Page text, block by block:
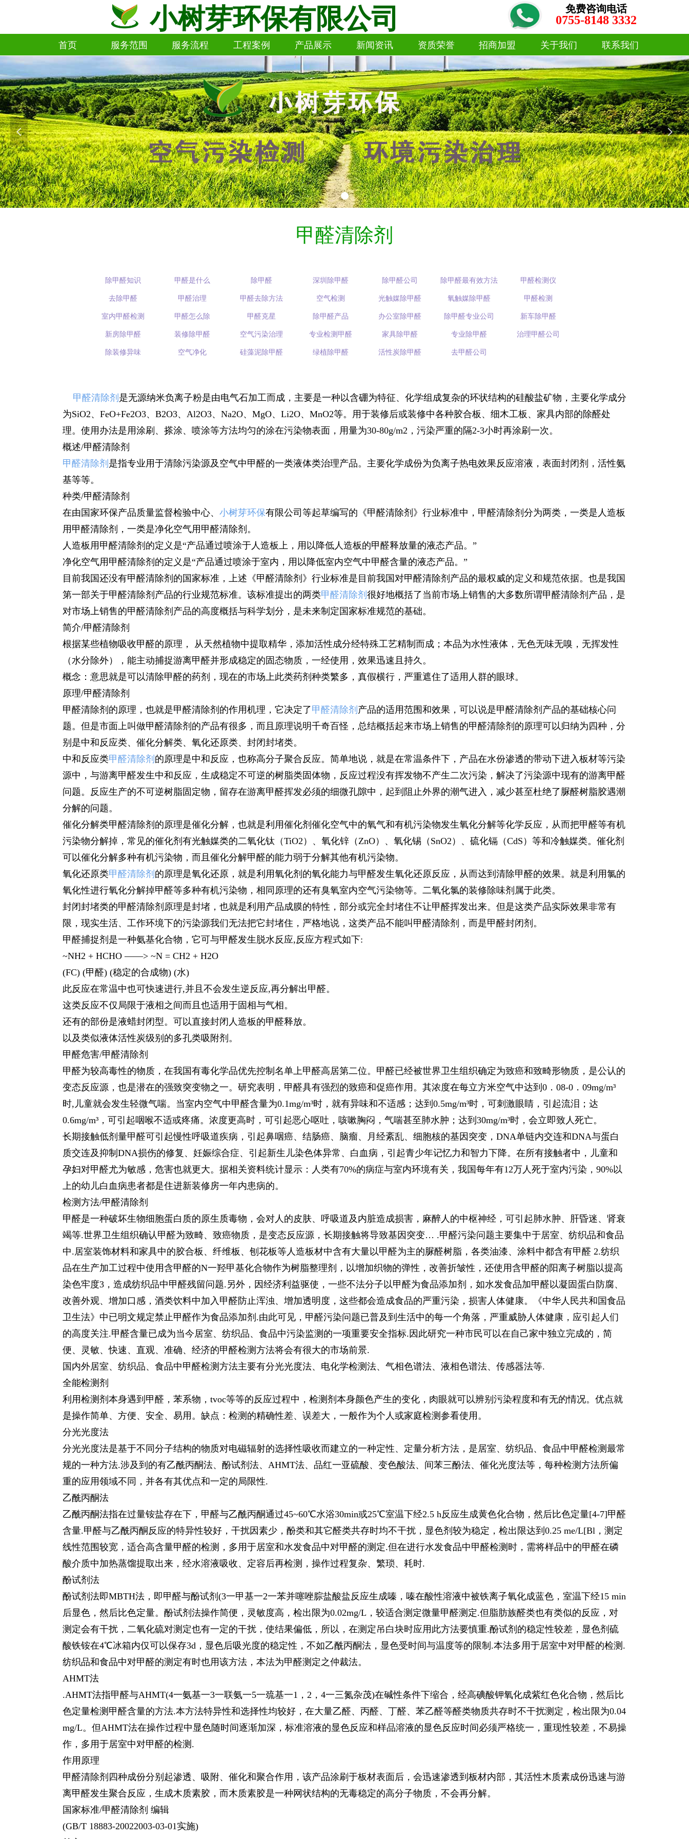
首页 服务范围
服务范围
服务流程
服务流程
工程案例
工程案例
产品展示
产品展示
新闻资讯
新闻资讯
资质荣誉
资质荣誉
招商加盟
招商加盟
关于我们
关于我们
联系我们
联系我们
小树芽环保有限公司 免费咨询电话
0755-8148 3332
甲醛清除剂
넳 넲
甲醛清除剂 是无源纳米负离子粉是由电气石加工而成，主要是一种以含硼为特征、化学组成复杂的环状结构的硅酸盐矿物，主要化学成分
为SiO2、FeO+Fe2O3、B2O3、Al2O3、Na2O、MgO、Li2O、MnO2等。用于装修后或装修中各种胶合板、细木工板、家具内部的除醛处
理。使用办法是用涂刷、搽涂、喷涂等方法均匀的涂在污染物表面，用量为30-80g/m2，污染严重的隔2-3小时再涂刷一次。
概述/甲醛清除剂
甲醛清除剂 是指专业用于清除污染源及空气中甲醛的一类液体类治理产品。主要化学成份为负离子热电效果反应溶液，表面封闭剂，活性氨
基等等。
种类/甲醛清除剂
在由国家环保产品质量监督检验中心、 小树芽环保有限公司等起草编写的《甲醛清除剂》行业标准中，甲醛清除剂分为两类，一类是人造板
用甲醛清除剂，一类是净化空气用甲醛清除剂。
人造板用甲醛清除剂的定义是“产品通过喷涂于人造板上，用以降低人造板的甲醛释放量的液态产品。”
净化空气用甲醛清除剂的定义是“产品通过喷涂于室内，用以降低室内空气中甲醛含量的液态产品。”
目前我国还没有甲醛清除剂的国家标准，上述《甲醛清除剂》行业标准是目前我国对甲醛清除剂产品的最权威的定义和规范依据。也是我国
第一部关于甲醛清除剂产品的行业规范标准。该标准提出的两类甲醛清除剂 很好地概括了当前市场上销售的大多数所谓甲醛清除剂产品，是
对市场上销售的甲醛清除剂产品的高度概括与科学划分，是未来制定国家标准规范的基础。
简介/甲醛清除剂
根据某些植物吸收甲醛的原理， 从天然植物中提取精华，添加活性成分经特殊工艺精制而成；本品为水性液体，无色无味无嗅，无挥发性
（水分除外），能主动捕捉游离甲醛并形成稳定的固态物质，一经使用，效果迅速且持久。
概念：意思就是可以清除甲醛的药剂，现在的市场上此类药剂种类繁多，真假横行，严重遮住了适用人群的眼球。
原理/甲醛清除剂
甲醛清除剂的原理，也就是甲醛清除剂的作用机理，它决定了甲醛清除剂 产品的适用范围和效果，可以说是甲醛清除剂产品的基础核心问
题。但是市面上叫做甲醛清除剂的产品有很多，而且原理说明千奇百怪，总结概括起来市场上销售的甲醛清除剂的原理可以归纳为四种，分
别是中和反应类、催化分解类、氧化还原类、封闭封堵类。
中和反应类甲醛清除剂 的原理是中和反应，也称高分子聚合反应。简单地说，就是在常温条件下，产品在水份渗透的带动下进入板材等污染
源中，与游离甲醛发生中和反应，生成稳定不可逆的树脂类固体物，反应过程没有挥发物不产生二次污染，解决了污染源中现有的游离甲醛
问题。反应生产的不可逆树脂固定物，留存在游离甲醛挥发必须的细微孔隙中，起到阻止外界的潮气进入，减少甚至杜绝了脲醛树脂胶遇潮
分解的问题。
催化分解类甲醛清除剂的原理是催化分解，也就是利用催化剂催化空气中的氧气和有机污染物发生氧化分解等化学反应，从而把甲醛等有机
污染物分解掉，常见的催化剂有光触媒类的二氧化钛（TiO2）、氧化锌（ZnO）、氧化锡（SnO2）、硫化镉（CdS）等和冷触媒类。催化剂
可以催化分解多种有机污染物，而且催化分解甲醛的能力弱于分解其他有机污染物。
氧化还原类甲醛清除剂 的原理是氧化还原，就是利用氧化剂的氧化能力与甲醛发生氧化还原反应，从而达到清除甲醛的效果。就是利用氯的
氧化性进行氧化分解掉甲醛等多种有机污染物，相同原理的还有臭氧室内空气污染物等。二氧化氯的装修除味剂属于此类。
封闭封堵类的甲醛清除剂原理是封堵，也就是利用产品成膜的特性，部分或完全封堵住不让甲醛挥发出来。但是这类产品实际效果非常有
限，现实生活、工作环境下的污染源我们无法把它封堵住，严格地说，这类产品不能叫甲醛清除剂，而是甲醛封闭剂。
甲醛捕捉剂是一种氨基化合物，它可与甲醛发生脱水反应,反应方程式如下:
~NH2 + HCHO ——> ~N = CH2 + H2O
(FC) (甲醛) (稳定的合成物) (水)
此反应在常温中也可快速进行,并且不会发生逆反应,再分解出甲醛。
这类反应不仅局限于液相之间而且也适用于固相与气相。
还有的部份是液蜡封闭型。可以直接封闭人造板的甲醛释放。
以及类似液体活性炭级别的多孔类吸附剂。
甲醛危害/甲醛清除剂
甲醛为较高毒性的物质，在我国有毒化学品优先控制名单上甲醛高居第二位。甲醛已经被世界卫生组织确定为致癌和致畸形物质，是公认的
变态反应源，也是潜在的强致突变物之一。研究表明，甲醛具有强烈的致癌和促癌作用。其浓度在每立方米空气中达到0．08-0．09mg/m³
时,儿童就会发生轻微气喘。当室内空气中甲醛含量为0.1mg/m³时，就有异味和不适感；达到0.5mg/m³时，可刺激眼睛，引起流泪；达
0.6mg/m³，可引起咽喉不适或疼痛。浓度更高时，可引起恶心呕吐，咳嗽胸闷，气喘甚至肺水肿；达到30mg/m³时，会立即致人死亡。
长期接触低剂量甲醛可引起慢性呼吸道疾病，引起鼻咽癌、结肠癌、脑瘤、月经紊乱、细胞核的基因突变，DNA单链内交连和DNA与蛋白
质交连及抑制DNA损伤的修复、妊娠综合症、引起新生儿染色体异常、白血病，引起青少年记忆力和智力下降。在所有接触者中，儿童和
孕妇对甲醛尤为敏感，危害也就更大。据相关资料统计显示：人类有70%的病症与室内环境有关，我国每年有12万人死于室内污染，90%以
上的幼儿白血病患者都是住进新装修房一年内患病的。
检测方法/甲醛清除剂
甲醛是一种破坏生物细胞蛋白质的原生质毒物，会对人的皮肤、呼吸道及内脏造成损害，麻醉人的中枢神经，可引起肺水肿、肝昏迷、肾衰
竭等.世界卫生组织确认甲醛为致畸、致癌物质，是变态反应源，长期接触将导致基因突变… .甲醛污染问题主要集中于居室、纺织品和食品
中.居室装饰材料和家具中的胶合板、纤维板、刨花板等人造板材中含有大量以甲醛为主的脲醛树脂，各类油漆、涂料中都含有甲醛 2.纺织
品在生产加工过程中使用含甲醛的N一羟甲基化合物作为树脂整理剂，以增加织物的弹性，改善折皱性，还使用含甲醛的阳离子树脂以提高
染色牢度3，造成纺织品中甲醛残留问题.另外，因经济利益驱使，一些不法分子以甲醛为食品添加剂，如水发食品加甲醛以凝固蛋白防腐、
改善外观、增加口感，酒类饮料中加入甲醛防止浑浊、增加透明度，这些都会造成食品的严重污染，损害人体健康。《中华人民共和国食品
卫生法》中已明文规定禁止甲醛作为食品添加剂.由此可见，甲醛污染问题已普及到生活中的每一个角落，严重威胁人体健康，应引起人们
的高度关注.甲醛含量已成为当今居室、纺织品、食品中污染监测的一项重要安全指标.因此研究一种市民可以在自己家中独立完成的，简
便、灵敏、快速、直观、准确、经济的甲醛检测方法将会有很大的市场前景.
国内外居室、纺织品、食品中甲醛检测方法主要有分光光度法、电化学检测法、气相色谱法、液相色谱法、传感器法等.
全能检测剂
利用检测剂本身遇到甲醛，苯系物，tvoc等等的反应过程中，检测剂本身颜色产生的变化，肉眼就可以辨别污染程度和有无的情况。优点就
是操作简单、方便、安全、易用。缺点：检测的精确性差、误差大，一般作为个人或家庭检测参看使用。
分光光度法
分光光度法是基于不同分子结构的物质对电磁辐射的选择性吸收而建立的一种定性、定量分析方法，是居室、纺织品、食品中甲醛检测最常
规的一种方法.涉及到的有乙酰丙酮法、酚试剂法、AHMT法、品红一亚硫酸、变色酸法、间苯三酚法、催化光度法等，每种检测方法所偏
重的应用领域不同，并各有其优点和一定的局限性.
乙酰丙酮法
乙酰丙酮法指在过量铵盐存在下，甲醛与乙酰丙酮通过45~60℃水浴30min或25℃室温下经2.5 h反应生成黄色化合物，然后比色定量[4-7]甲醛
含量.甲醛与乙酰丙酮反应的特异性较好，干扰因素少，酚类和其它醛类共存时均不干扰，显色剂较为稳定，检出限达到0.25 me/L[Bl，测定
线性范围较宽，适合高含量甲醛的检测，多用于居室和水发食品中对甲醛的测定.但在进行水发食品中甲醛检测时，需将样品中的甲醛在磷
酸介质中加热蒸馏提取出来，经水溶液吸收、定容后再检测，操作过程复杂、繁琐、耗时.
酚试剂法
酚试剂法即MBTH法，即甲醛与酚试剂(3一甲基一2一苯并噻唑腙盐酸盐反应生成嗪，嗪在酸性溶液中被铁离子氧化成蓝色，室温下经15 min
后显色，然后比色定量。酚试剂法操作简便，灵敏度高，检出限为0.02mg/L，较适合测定微量甲醛测定.但脂肪族醛类也有类似的反应，对
测定会有干扰，二氧化硫对测定也有一定的干扰，使结果偏低，所以，在测定吊白块时应用此方法要慎重.酚试剂的稳定性较差，显色剂硫
酸铁铵在4℃冰箱内仅可以保存3d，显色后吸光度的稳定性，不如乙酰丙酮法，显色受时间与温度等的限制.本法多用于居室中对甲醛的检测.
纺织品和食品中对甲醛的测定有时也用该方法，本法为甲醛测定之仲裁法。
AHMT法
.AHMT法指甲醛与AHMT(4一氨基一3一联氨一5一巯基一1，2，4一三氮杂茂)在碱性条件下缩合，经高碘酸钾氧化成紫红色化合物，然后比
色定量检测甲醛含量的方法.本方法特异性和选择性均较好，在大量乙醛、丙醛、丁醛、苯乙醛等醛类物质共存时不干扰测定，检出限为0.04
mg/L。但AHMT法在操作过程中显色随时间逐渐加深，标准溶液的显色反应和样品溶液的显色反应时间必须严格统一，重现性较差，不易操
作，多用于居室中对甲醛的检测.
作用原理
甲醛清除剂四种成份分别起渗透、吸附、催化和聚合作用，该产品涂刷于板材表面后，会迅速渗透到板材内部，其活性木质素成份迅速与游
离甲醛发生聚合反应，生成木质素胶，而木质素胶是一种网状结构的无毒稳定的高分子物质，不会再分解。
国家标准/甲醛清除剂 编辑
(GB/T 18883-20022003-03-01实施)
除甲醛知识 甲醛是什么 除甲醛 深圳除甲醛 除甲醛公司 除甲醛最有效方法 甲醛检测仪
去除甲醛 甲醛治理 甲醛去除方法 空气检测 光触媒除甲醛 氧触媒除甲醛 甲醛检测
室内甲醛检测 甲醛怎么除 甲醛克星 除甲醛产品 办公室除甲醛 除甲醛专业公司 新车除甲醛
新房除甲醛 装修除甲醛 空气污染治理 专业检测甲醛 家具除甲醛 专业除甲醛 治理甲醛公司
除装修异味 空气净化 硅藻泥除甲醛 绿植除甲醛 活性炭除甲醛 去甲醛公司